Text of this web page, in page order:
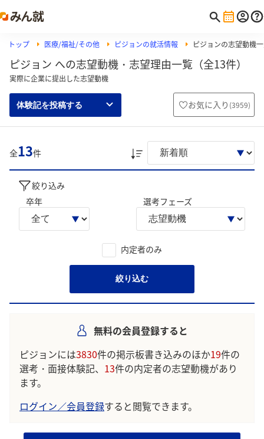
トップ 医療/福祉/その他 ピジョンの就活情報 ピジョンの志望動機
ピジョン への志望動機・志望理由一覧（全13件）
実際に企業に提出した志望動機
体験記を投稿する お気に入り (3959)
全13件
絞り込み
卒年
選考フェーズ
内定者のみ
絞り込む
無料の会員登録すると
ピジョンには3830件の掲示板書き込みのほか19件の
選考・面接体験記、 13件の内定者の志望動機があり
ます。
ログイン／会員登録すると閲覧できます。